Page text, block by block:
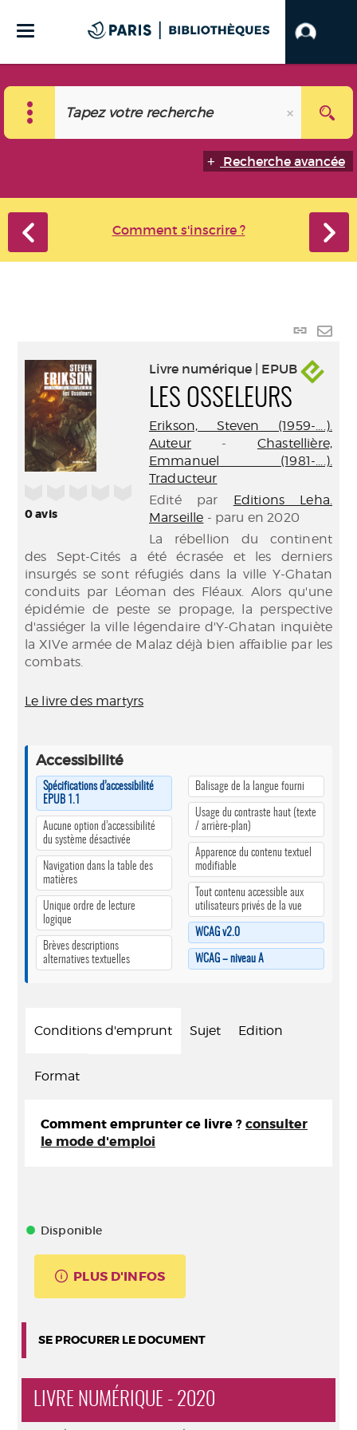
Recherche avancée
Comment s'inscrire ?
Lien
0avis
Livre numérique | EPUB
LES OSSELEURS
Erikson, Steven (1959-....).
Auteur- Chastellière,
Emmanuel (1981-....).
Traducteur
Edité par Editions Leha.
Marseille - paru en 2020
La rébellion du continent
des Sept-Cités a été écrasée et les derniers
insurgés se sont réfugiés dans la ville Y-Ghatan
conduits par Léoman des Fléaux. Alors qu'une
épidémie de peste se propage, la perspective
d'assiéger la ville légendaire d'Y-Ghatan inquiète
la XIVe armée de Malaz déjà bien affaiblie par les
combats.
Le livre des martyrs
Accessibilité
Spécifications d’accessibilité
EPUB 1.1
Aucune option d’accessibilité
du système désactivée
Navigation dans la table des
matières
Unique ordre de lecture
logique
Brèves descriptions
alternatives textuelles
Balisage de la langue fourni
Usage du contraste haut (texte
/ arrière-plan)
Apparence du contenu textuel
modifiable
Tout contenu accessible aux
utilisateurs privés de la vue
WCAG v2.0
WCAG – niveau A
Conditions d'emprunt Sujet Edition
Format
Comment emprunter ce livre ? consulter
le mode d'emploi
Disponible
PLUS D'INFOS
SE PROCURER LE DOCUMENT
LIVRE NUMÉRIQUE - 2020